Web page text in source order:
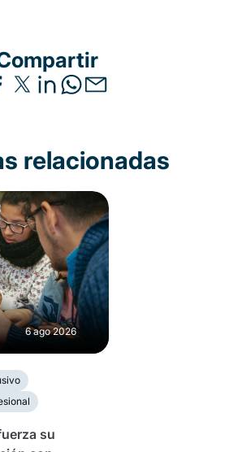
relacionadas
6 ago 2026
su